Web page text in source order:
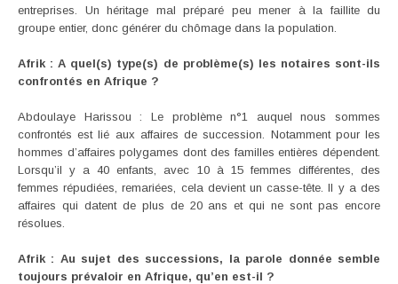
entreprises. Un héritage mal préparé peu mener à la faillite du
groupe entier, donc générer du chômage dans la population.
Afrik : A quel(s) type(s) de problème(s) les notaires sont-ils
confrontés en Afrique ?
Abdoulaye Harissou : Le problème n°1 auquel nous sommes
confrontés est lié aux affaires de succession. Notamment pour les
hommes d’affaires polygames dont des familles entières dépendent.
Lorsqu’il y a 40 enfants, avec 10 à 15 femmes différentes, des
femmes répudiées, remariées, cela devient un casse-tête. Il y a des
affaires qui datent de plus de 20 ans et qui ne sont pas encore
résolues.
Afrik : Au sujet des successions, la parole donnée semble
toujours prévaloir en Afrique, qu’en est-il ?